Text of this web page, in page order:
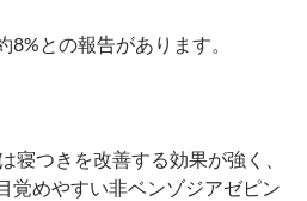
との報告があります。
つきを改善する効果が強く、
覚めやすい非ベンゾジアゼピン